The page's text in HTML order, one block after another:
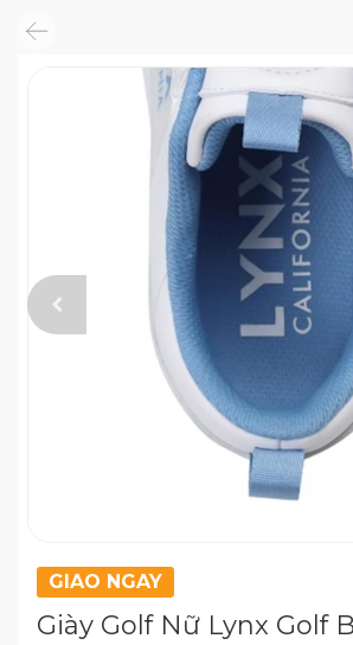
GIAO NGAY
Giày Golf Nữ Lynx Golf